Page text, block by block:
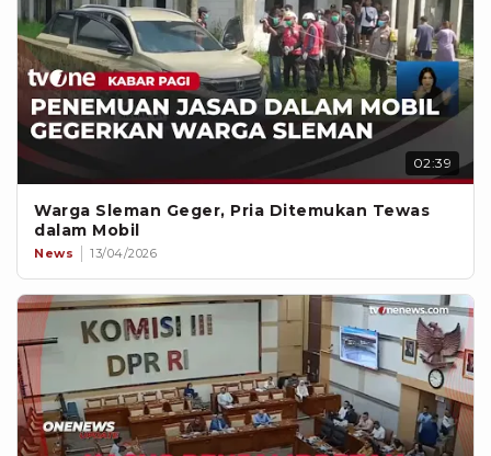
02:39
Warga Sleman Geger, Pria Ditemukan Tewas
dalam Mobil
News 13/04/2026